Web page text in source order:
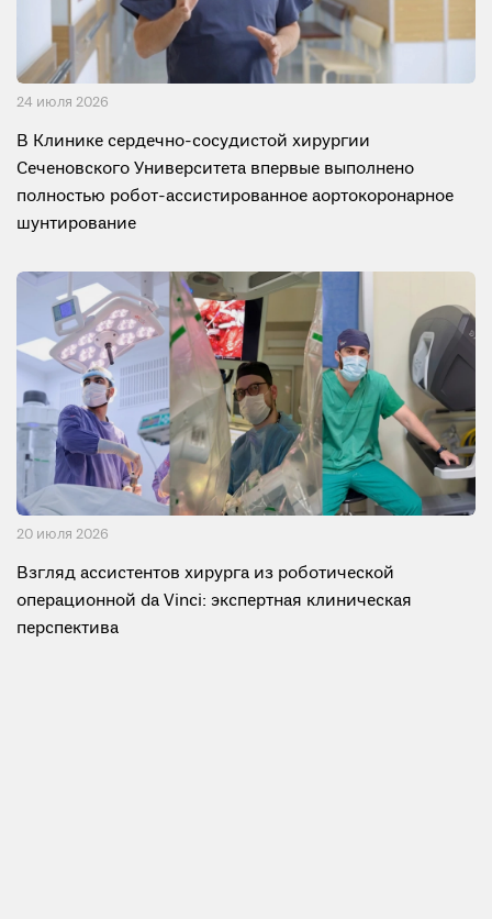
24 июля 2026
В Клинике сердечно-сосудистой хирургии
Сеченовского Университета впервые выполнено
полностью робот-ассистированное аортокоронарное
шунтирование
20 июля 2026
Взгляд ассистентов хирурга из роботической
операционной da Vinci: экспертная клиническая
перспектива